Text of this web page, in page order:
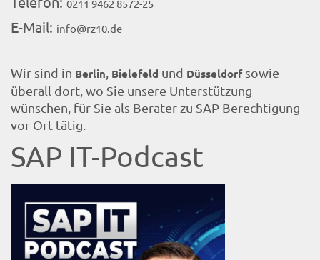
0211 9462 8572-25
E-Mail: info@rz10.de
Wir sind in Berlin, Bielefeld und Düsseldorfsowie
überall dort, wo Sie unsere Unterstützung
wünschen, für Sie als Berater zu SAP Berechtigung
vor Ort tätig.
SAP IT-Podcast